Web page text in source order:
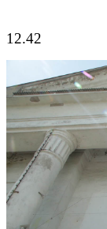
12.42